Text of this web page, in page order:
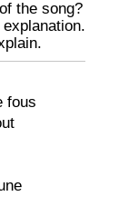
the song?
fous